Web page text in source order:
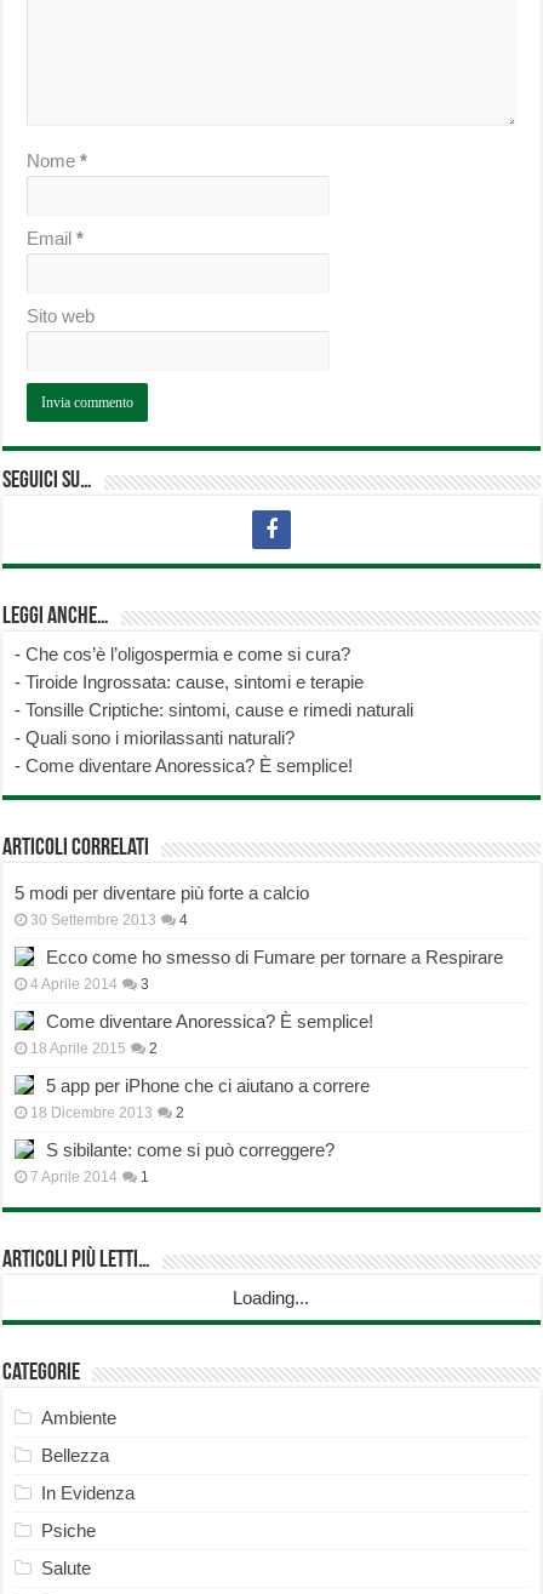
Nome*
Email*
Sito web
Seguici su…
Leggi anche…
-Che cos’è l’oligospermia e come si cura?
-Tiroide Ingrossata: cause, sintomi e terapie
-Tonsille Criptiche: sintomi, cause e rimedi naturali
-Quali sono i miorilassanti naturali?
-Come diventare Anoressica? È semplice!
Articoli correlati
5 modi per diventare più forte a calcio
30 Settembre 2013 4
Ecco come ho smesso di Fumare per tornare a Respirare
4 Aprile 2014 3
Come diventare Anoressica? È semplice!
18 Aprile 2015 2
5 app per iPhone che ci aiutano a correre
18 Dicembre 2013 2
S sibilante: come si può correggere?
7 Aprile 2014 1
Articoli più Letti…
Loading...
Categorie
Ambiente
Bellezza
In Evidenza
Psiche
Salute